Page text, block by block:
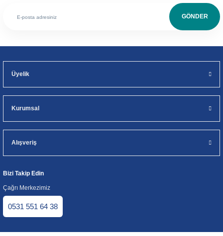
GÖNDER
Üyelik
Kurumsal
Alışveriş
Bizi Takip Edin
Çağrı Merkezimiz
0531 551 64 38